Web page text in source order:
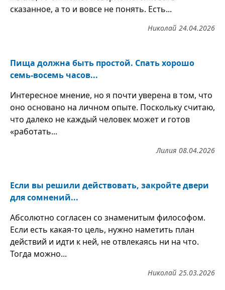
сказанное, а то и вовсе не понять. Есть...
24.04.2026
Николай
Пища должна быть простой. Спать хорошо
семь-восемь часов...
Интересное мнение, но я почти уверена в том, что
оно основано на личном опыте. Поскольку считаю,
что далеко не каждый человек может и готов
«работать...
08.04.2026
Лилия
Если вы решили действовать, закройте двери
для сомнений...
Абсолютно согласен со знаменитым философом.
Если есть какая-то цель, нужно наметить план
действий и идти к ней, не отвлекаясь ни на что.
Тогда можно...
25.03.2026
Николай